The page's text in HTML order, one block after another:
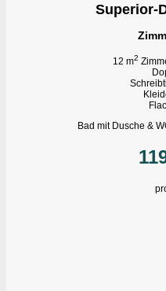
Superior-
12 m2
Bad mit Dusche &